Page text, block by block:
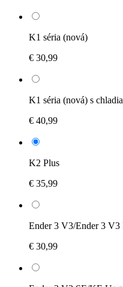
K1 séria (nová)
€ 30,99
K1 séria (nová) s
€ 40,99
K2 Plus
€ 35,99
Ender 3 V3/Ender 3 V3
€ 30,99